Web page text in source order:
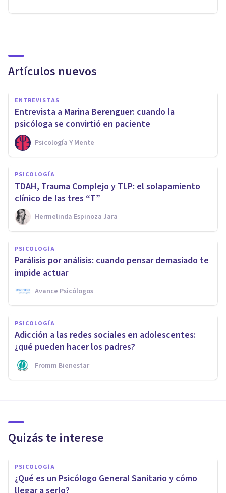
Artículos nuevos
ENTREVISTAS
Entrevista a Marina Berenguer: cuando la
psicóloga se convirtió en paciente
Psicología Y Mente
PSICOLOGÍA
TDAH, Trauma Complejo y TLP: el solapamiento
clínico de las tres “T”
Hermelinda Espinoza Jara
PSICOLOGÍA
Parálisis por análisis: cuando pensar demasiado te
impide actuar
Avance Psicólogos
PSICOLOGÍA
Adicción a las redes sociales en adolescentes:
¿qué pueden hacer los padres?
Fromm Bienestar
Quizás te interese
PSICOLOGÍA
¿Qué es un Psicólogo General Sanitario y cómo